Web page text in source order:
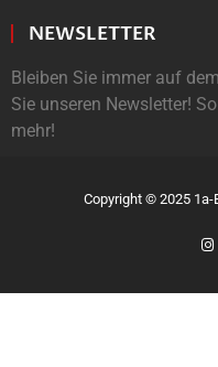
NEWSLETTER
Bleiben Sie immer auf
Sie unseren Newsletter!
mehr!
Copyright © 2025 1a-